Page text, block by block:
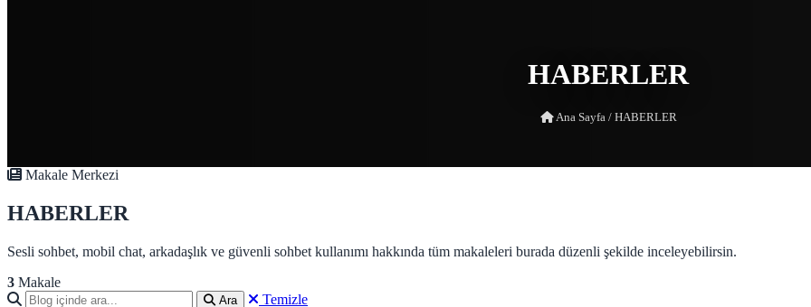
HABERLER
Ana Sayfa /HABERLER
Makale Merkezi
HABERLER
Sesli sohbet, mobil chat, arkadaşlık ve güvenli sohbet kullanımı hakkında tüm makaleleri burada düzenli şekilde inceleyebilirsin.
3 Makale
Ara
Temizle